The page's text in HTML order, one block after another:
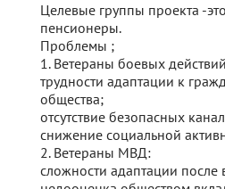
Целевые группы проекта -
пенсионеры.
Проблемы ;
1. Ветераны боевых
трудности адаптации к
общества;
отсутствие безопасных
снижение социальной
2. Ветераны МВД:
сложности адаптации